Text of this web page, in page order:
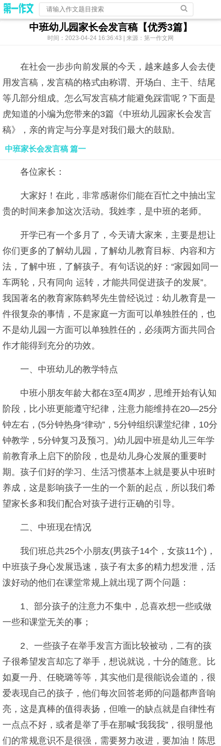
中班幼儿园家长会发言稿【优秀3篇】
时间：2023-04-24 16:36:43 | 来源：第一作文网
在社会一步步向前发展的今天，越来越多人会去使
用发言稿，发言稿的格式由称谓、开场白、主干、结尾
等几部分组成。怎么写发言稿才能避免踩雷呢？下面是
虎知道的小编为您带来的3篇《中班幼儿园家长会发言
稿》，亲的肯定与分享是对我们最大的鼓励。
中班家长会发言稿 篇一
各位家长：
大家好！在此，非常感谢你们能在百忙之中抽出宝
贵的时间来参加这次活动。我姓李，是中班的老师。
开学已有一个多月了，今天请大家来，主要是想让
你们更多的了解幼儿园，了解幼儿教育目标、内容和方
法，了解中班，了解孩子。有句话说的好：“家园如同一
车两轮，只有同向 运转，才能共同促进孩子的发展”。
我国著名的教育家陈鹤琴先生曾经说过：幼儿教育是一
件很复杂的事情，不是家庭一方面可以单独胜任的，也
不是幼儿园一方面可以单独胜任的，必须两方面共同合
作才能得到充分的功效。
一、中班幼儿的教学特点
中班小朋友年龄大都在3至4周岁，思维开始有认知
阶段，比小班更能遵守纪律，注意力能维持在20—25分
钟左右，(5分钟热身“律动”，5分钟组织课堂纪律，10分
钟教学，5分钟复习及预习。)幼儿园中班是幼儿三年学
前教育承上启下的阶段，也是幼儿身心发展的重要时
期。孩子们好的学习、生活习惯基本上就是要从中班时
养成，这是影响孩子一生的一个新的起点，所以我们希
望家长多和我们配合对孩子进行正确的引导。
二、中班现在情况
我们班总共25个小朋友(男孩子14个，女孩11个)，
中班孩子身心发展迅速，孩子有太多的精力想发泄，活
泼好动的他们在课堂常规上就出现了两个问题：
1、部分孩子的注意力不集中，总喜欢想一些或做
一些和课堂无关的事；
2、一些孩子在举手发言方面比较被动，二有的孩
子很希望发言却忘了举手，想说就说，十分的随意。比
如夏一丹、任晓璐等等，其实他们是很能说会道的，很
爱表现自己的孩子，他们每次回答老师的问题都声音响
亮，这是真棒的值得表扬，但唯一的缺点就是自律性有
一点点不好，或者是举了手在那喊“我我我”，很明显他
们的常规意识不是很强，需要努力改进，要加油！陈思